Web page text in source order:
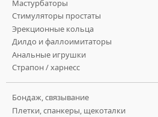
Мастурбаторы
Стимуляторы простаты
Эрекционные кольца
Дилдо и фаллоимитаторы
Анальные игрушки
Страпон / харнесс
Бондаж, связывание
Плетки, спанкеры, щекоталки